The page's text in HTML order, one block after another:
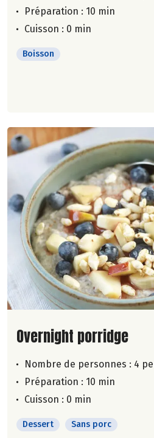
Préparation : 10 min
Cuisson : 0 min
Boisson
Lire la suite de la
Overnight porridge
Nombre de personnes : 4
Préparation : 10 min
Cuisson : 0 min
Dessert Sans porc